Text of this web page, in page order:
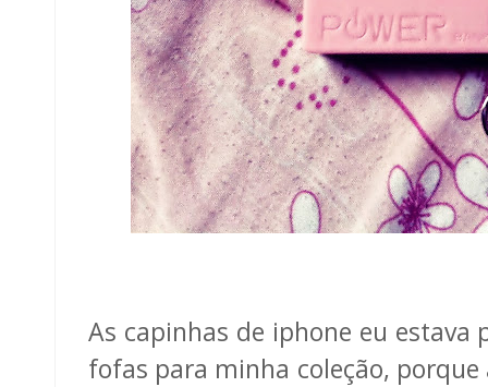
As capinhas de iphone eu estava
fofas para minha coleção,